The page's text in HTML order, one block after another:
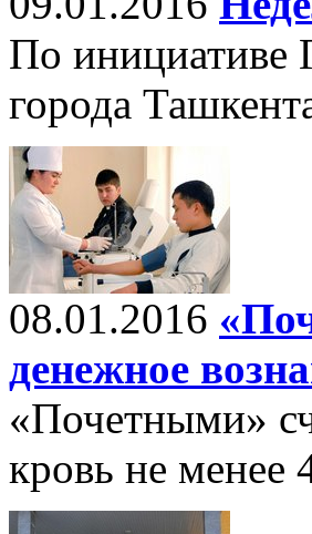
По инициативе
города
08.01.2016
денежное
«Почетными»
кровь не менее